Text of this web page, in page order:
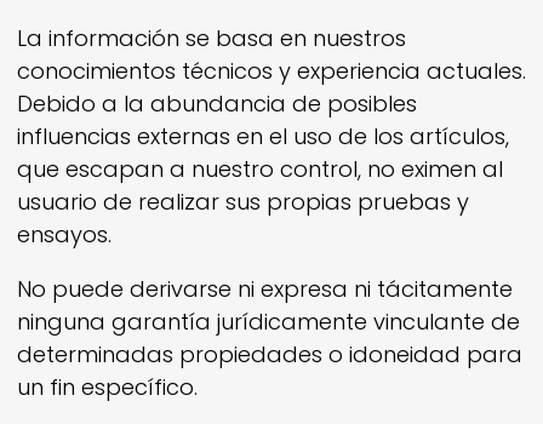
La información se basa en nuestros
conocimientos técnicos y experiencia actuales.
Debido a la abundancia de posibles
influencias externas en el uso de los artículos,
que escapan a nuestro control, no eximen al
usuario de realizar sus propias pruebas y
ensayos.
No puede derivarse ni expresa ni tácitamente
ninguna garantía jurídicamente vinculante de
determinadas propiedades o idoneidad para
un fin específico.